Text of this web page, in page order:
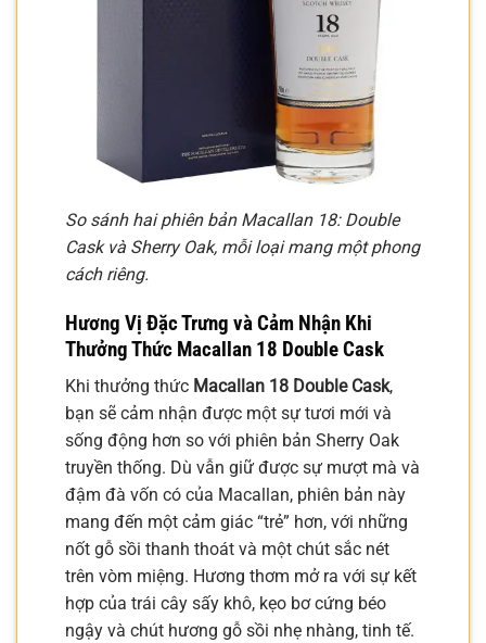
So sánh hai phiên bản Macallan 18: Double
Cask và Sherry Oak, mỗi loại mang một phong
cách riêng.
Hương Vị Đặc Trưng và Cảm Nhận Khi
Thưởng Thức Macallan 18 Double Cask
Khi thưởng thức Macallan 18 Double Cask,
bạn sẽ cảm nhận được một sự tươi mới và
sống động hơn so với phiên bản Sherry Oak
truyền thống. Dù vẫn giữ được sự mượt mà và
đậm đà vốn có của Macallan, phiên bản này
mang đến một cảm giác “trẻ” hơn, với những
nốt gỗ sồi thanh thoát và một chút sắc nét
trên vòm miệng. Hương thơm mở ra với sự kết
hợp của trái cây sấy khô, kẹo bơ cứng béo
ngậy và chút hương gỗ sồi nhẹ nhàng, tinh tế.